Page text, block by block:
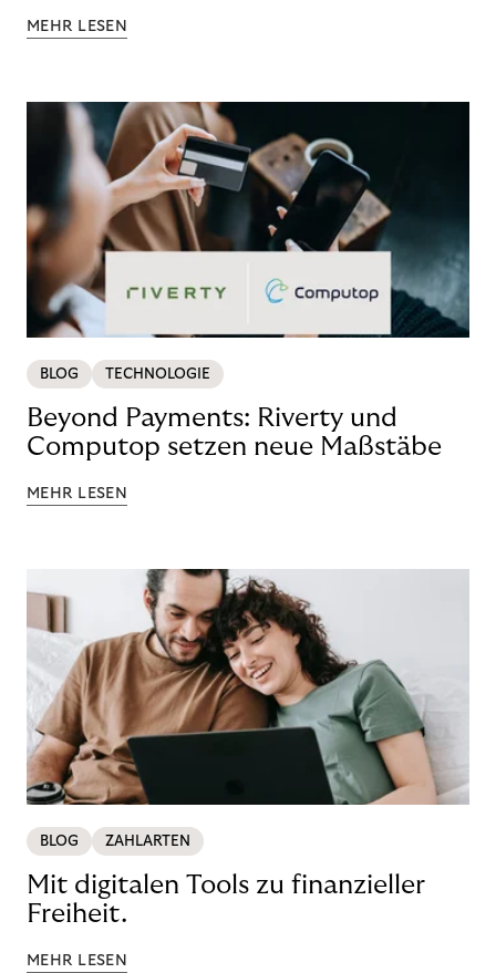
MEHR LESEN
BLOG TECHNOLOGIE
Beyond Payments: Riverty und
Computop setzen neue Maßstäbe
MEHR LESEN
BLOG ZAHLARTEN
Mit digitalen Tools zu finanzieller
Freiheit.
MEHR LESEN